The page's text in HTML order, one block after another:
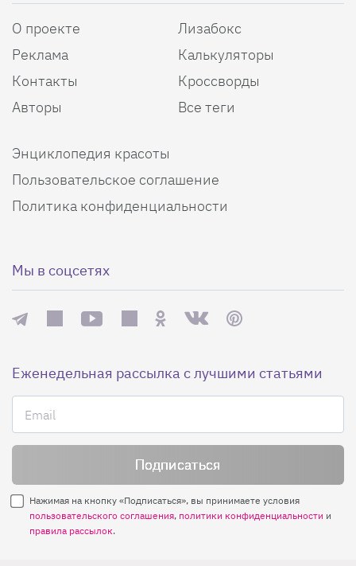
О проекте
Реклама
Контакты
Авторы
Лизабокс
Калькуляторы
Кроссворды
Все теги
Энциклопедия красоты
Пользовательское соглашение
Политика конфиденциальности
Мы в соцсетях
Еженедельная рассылка с лучшими статьями
Нажимая на кнопку «Подписаться», вы принимаете условия
пользовательского соглашения, политики конфиденциальности и
правила рассылок.